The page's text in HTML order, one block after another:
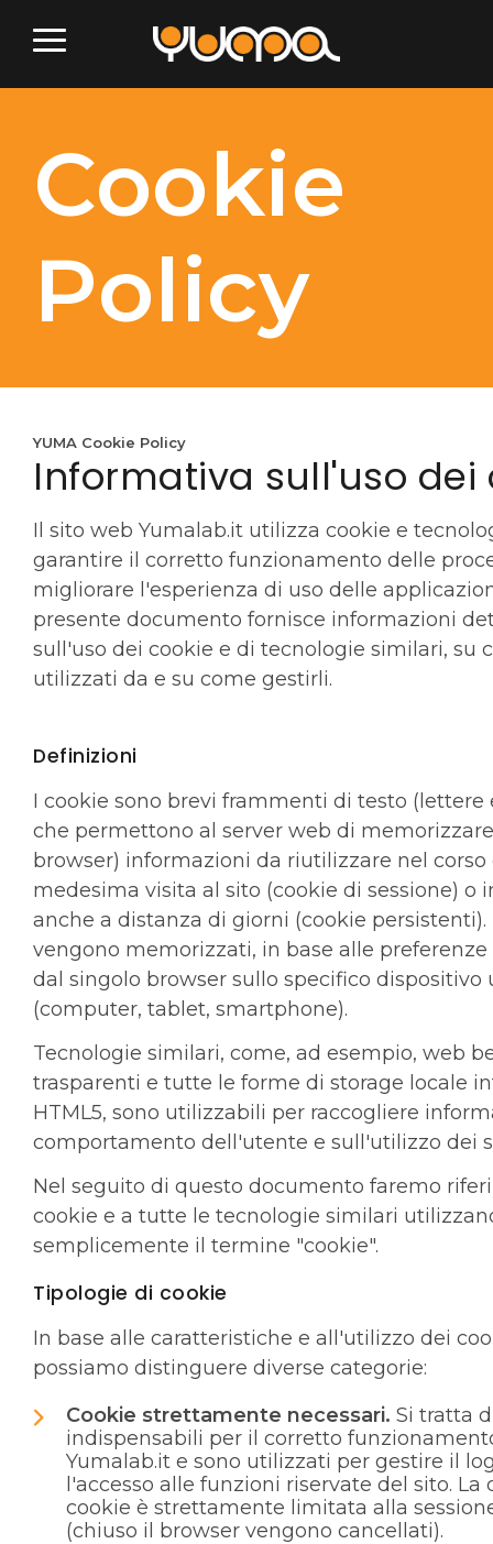
Cookie
Policy
YUMA Cookie Policy
Informativa sull'uso dei
Il sito web Yumalab.it utilizza cookie e
garantire il corretto funzionamento delle
migliorare l'esperienza di uso delle
presente documento fornisce informazioni
sull'uso dei cookie e di tecnologie similari, su
utilizzati da e su come gestirli.
Definizioni
I cookie sono brevi frammenti di testo (lettere
che permettono al server web di
browser) informazioni da riutilizzare nel corso
medesima visita al sito (cookie di sessione) o
anche a distanza di giorni (cookie persistenti).
vengono memorizzati, in base alle
dal singolo browser sullo specifico dispositivo
(computer, tablet, smartphone).
Tecnologie similari, come, ad esempio, web
trasparenti e tutte le forme di storage locale
HTML5, sono utilizzabili per raccogliere
comportamento dell'utente e sull'utilizzo dei
Nel seguito di questo documento faremo
cookie e a tutte le tecnologie similari
semplicemente il termine "cookie".
Tipologie di cookie
In base alle caratteristiche e all'utilizzo dei
possiamo distinguere diverse categorie:
Cookie strettamente necessari. Si tratta
indispensabili per il corretto
Yumalab.it e sono utilizzati per gestire il
l'accesso alle funzioni riservate del sito. La
cookie è strettamente limitata alla
(chiuso il browser vengono cancellati).